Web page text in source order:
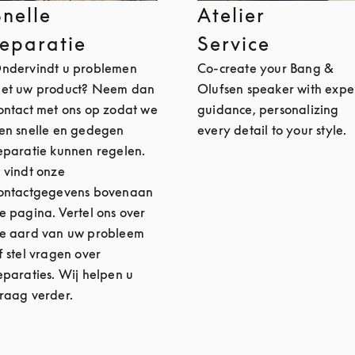
u problemen
uw product? Neem dan
met ons op zodat we
snelle en gedegen
kunnen regelen.
vindt onze
bovenaan
pagina. Vertel ons over
aard van uw probleem
stel vragen over
Wij helpen u
verder.
Atelier
Service
Co-create your Bang &
Olufsen speaker with
guidance, personalizing
every detail to your style.